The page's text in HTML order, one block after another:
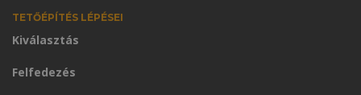
TETŐÉPÍTÉS LÉPÉSEI
Kiválasztás
Felfedezés